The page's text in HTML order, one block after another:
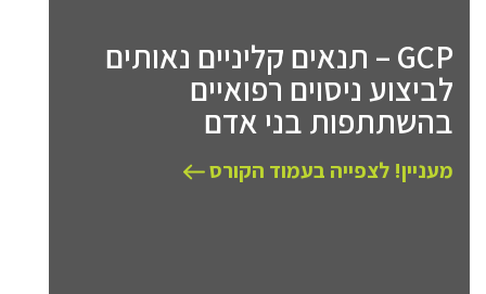
GCP – תנאים קליניים נאותים
לביצוע ניסוים רפואיים
בהשתתפות בני אדם
מעניין! לצפייה בעמוד הקורס